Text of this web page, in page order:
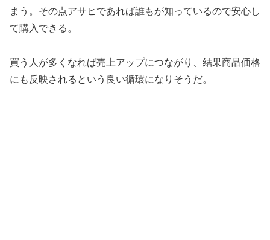
まう。その点アサヒであれば誰もが知っているので安心し
て購入できる。
買う人が多くなれば売上アップにつながり、結果商品価格
にも反映されるという良い循環になりそうだ。